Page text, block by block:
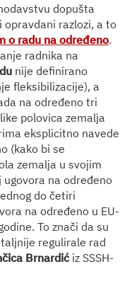
dopušta
razlozi, a to
o radu na određeno.
radnika na
nije definirano
fleksibilizacije), a
na određeno tri
polovica zemalja
eksplicitno navede
(kako bi se
zemalja u svojim
na određeno
do četiri
na određeno u EU-
To znači da su
regulirale rad
Brnardićiz SSSH-